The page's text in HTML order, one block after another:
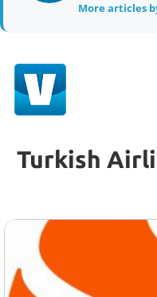
More articles
Turkish